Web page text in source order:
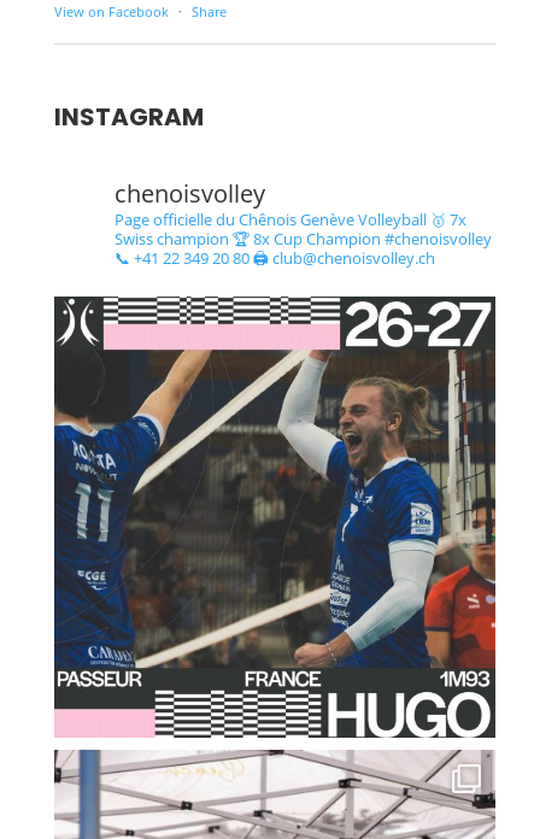
View on Facebook · Share
INSTAGRAM
chenoisvolley
Page officielle du Chênois Genève Volleyball 🥇 7x
Swiss champion 🏆 8x Cup Champion #chenoisvolley
📞 +41 22 349 20 80 🖨 club@chenoisvolley.ch